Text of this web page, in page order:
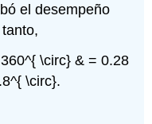
el desempeño
\circ} & = 0.28
\circ}.